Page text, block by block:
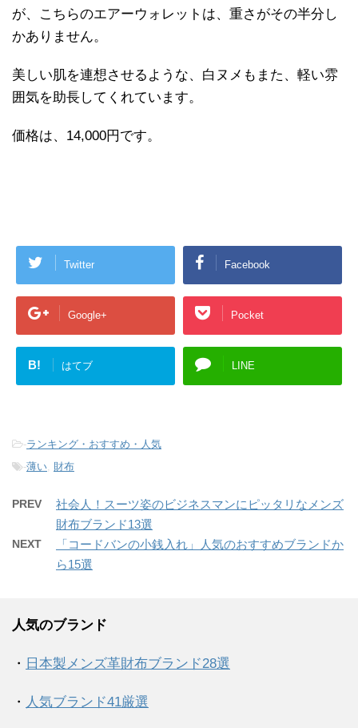
が、こちらのエアーウォレットは、重さがその半分し
かありません。
美しい肌を連想させるような、白ヌメもまた、軽い雰
囲気を助長してくれています。
価格は、14,000円です。
Twitter Facebook
Google+ Pocket
B! はてブ LINE
-ランキング・おすすめ・人気
-薄い 財布
PREV
社会人！スーツ姿のビジネスマンにピッタリなメンズ
財布ブランド13選
NEXT
「コードバンの小銭入れ」人気のおすすめブランドか
ら15選
人気のブランド
・ 日本製メンズ革財布ブランド28選
・ 人気ブランド41厳選